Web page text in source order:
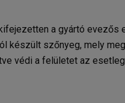
a gyártó evezős
készült szőnyeg, mely
védi a felületet az